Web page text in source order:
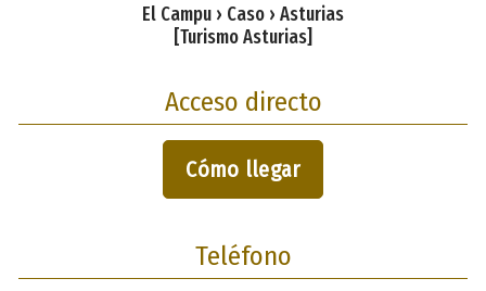
El Campu › Caso › Asturias
[Turismo Asturias]
Acceso directo
Cómo llegar
Teléfono